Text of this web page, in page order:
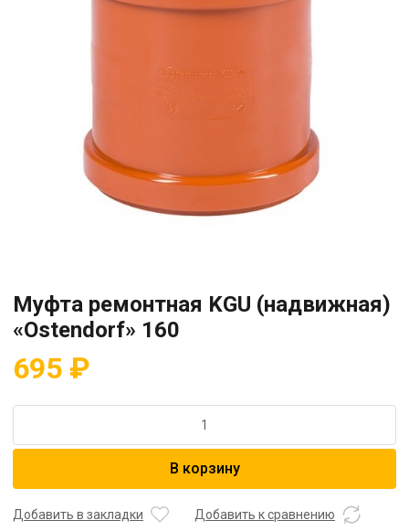
Муфта ремонтная KGU (надвижная)
«Ostendorf» 160
695 ₽
Муфта
(надвижная)
В корзину
Добавить в закладки Добавить к сравнению